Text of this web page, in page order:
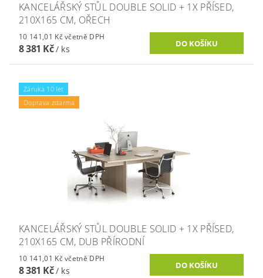
KANCELÁŘSKÝ STŮL DOUBLE SOLID + 1X PŘÍSED,
210X165 CM, OŘECH
10 141,01 Kč včetně DPH
8 381 Kč/ ks
Záruka 10 let
Doprava zdarma
KANCELÁŘSKÝ STŮL DOUBLE SOLID + 1X PŘÍSED,
210X165 CM, DUB PŘÍRODNÍ
10 141,01 Kč včetně DPH
8 381 Kč/ ks